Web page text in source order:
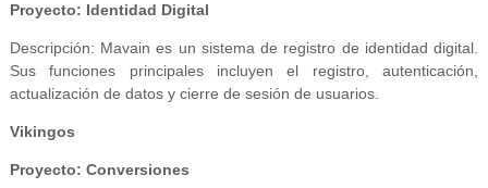
Proyecto: Identidad Digital
Descripción: Mavain es un sistema de registro de identidad digital.
Sus funciones principales incluyen el registro, autenticación,
actualización de datos y cierre de sesión de usuarios.
Vikingos
Proyecto: Conversiones